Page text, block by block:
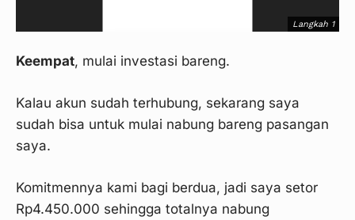
Langkah 4
Langkah 1
Keempat, mulai investasi bareng.
Kalau akun sudah terhubung, sekarang saya
sudah bisa untuk mulai nabung bareng pasangan
saya.
Komitmennya kami bagi berdua, jadi saya setor
Rp4.450.000 sehingga totalnya nabung